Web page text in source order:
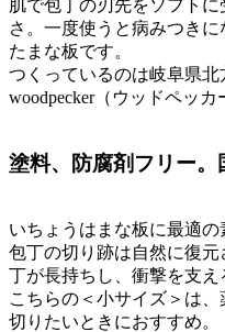
肌で包丁の刃先をソフト
さ。一度使うと病みつき
たまな板です。
つくっているのは岐阜県
woodpecker（ウッドペッカ
塗料、防腐剤フリー
いちょうはまな板に最適
包丁の切り跡は自然に復
丁が長持ちし、衝撃を支え
こちらの＜小サイズ＞は
切りたいときにおすすめ。